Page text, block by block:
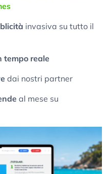
invasiva su tutto il
tempo reale
dai nostri partner
al mese su